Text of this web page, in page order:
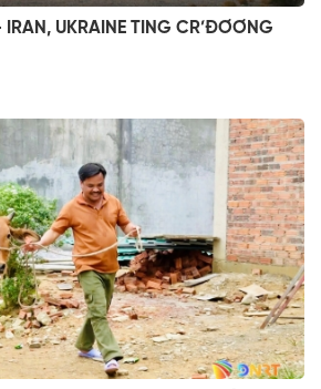
IRAN, UKRAINE TING CR’ĐƠƠNG